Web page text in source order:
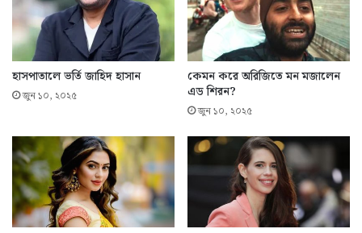
হাসপাতালে ভর্তি জাহিদ হাসান
জুন ১০, ২০২৫
কেমন করে অরিজিতে মন মজালেন
এড শিরন?
জুন ১০, ২০২৫